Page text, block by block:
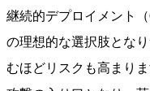
継続的デプロイメント
の理想的な選択肢とな
むほどリスクも高まり